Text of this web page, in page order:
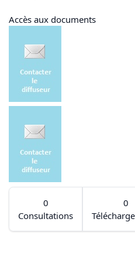
Accès aux documents
0
Consultations
0